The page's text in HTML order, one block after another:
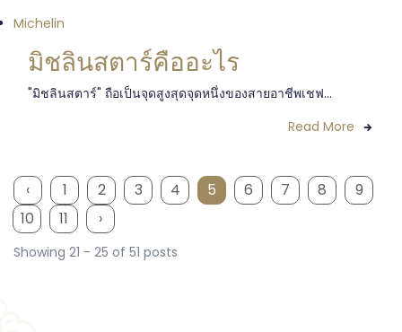
Michelin
มิชลินสตาร์คืออะไร
"มิชลินสตาร์" ถือเป็นจุดสูงสุดจุดหนึ่งของสายอาชีพเชฟ...
Read More
‹ 1 2 3 4 5 6 7 8
9
10
11 ›
Showing 21 - 25 of 51 posts